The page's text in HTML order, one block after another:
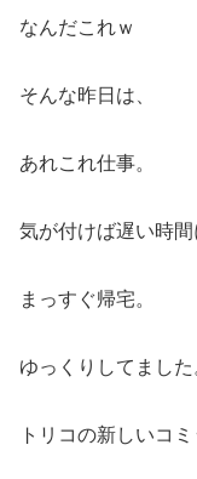
なんだこれｗ
そんな昨日は、
あれこれ仕事。
気が付けば遅い時間
まっすぐ帰宅。
ゆっくりしてました
トリコの新しいコ